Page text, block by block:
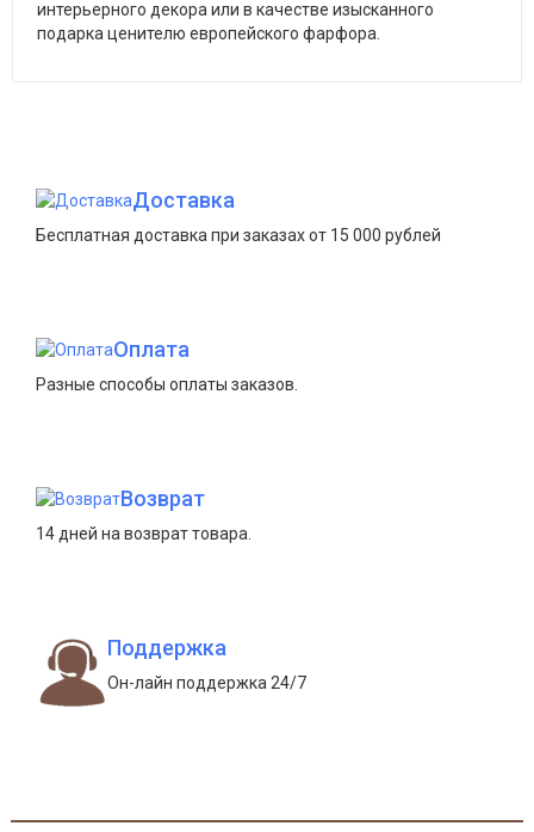
интерьерного декора или в качестве изысканного
подарка ценителю европейского фарфора.
Доставка
Бесплатная доставка при заказах от 15 000 рублей
Оплата
Разные способы оплаты заказов.
Возврат
14 дней на возврат товара.
Поддержка
Он-лайн поддержка 24/7